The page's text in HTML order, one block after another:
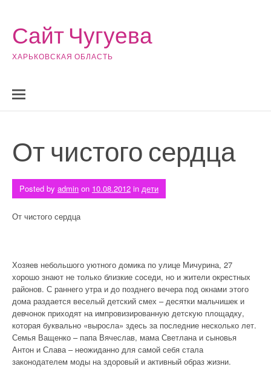
Сайт Чугуева
ХАРЬКОВСКАЯ ОБЛАСТЬ
От чистого сердца
Posted by admin on 10.08.2012 in дети
От чистого сердца
Хозяев небольшого уютного домика по улице Мичурина, 27
хорошо знают не только близкие соседи, но и жители окрестных
районов. С раннего утра и до позднего вечера под окнами этого
дома раздается веселый детский смех – десятки мальчишек и
девчонок приходят на импровизированную детскую площадку,
которая буквально «выросла» здесь за последние несколько лет.
Семья Ващенко – папа Вячеслав, мама Светлана и сыновья
Антон и Слава – неожиданно для самой себя стала
законодателем моды на здоровый и активный образ жизни.